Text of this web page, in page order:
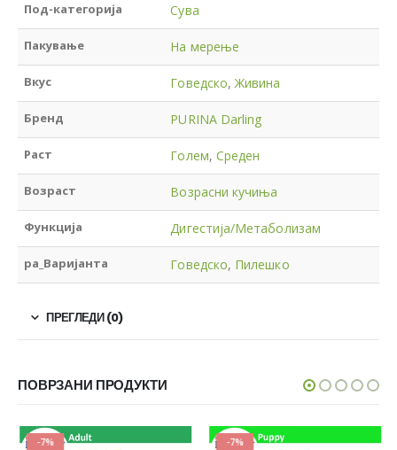
Под-категорија Сува
Пакување На мерење
Вкус Говедско,Живина
Бренд PURINA Darling
Раст Голем, Среден
Возраст Возрасни кучиња
Функција Дигестија/Метаболизам
pa_Варијанта Говедско, Пилешко
ПРЕГЛЕДИ (0)
ПОВРЗАНИ ПРОДУКТИ
-7% -7%